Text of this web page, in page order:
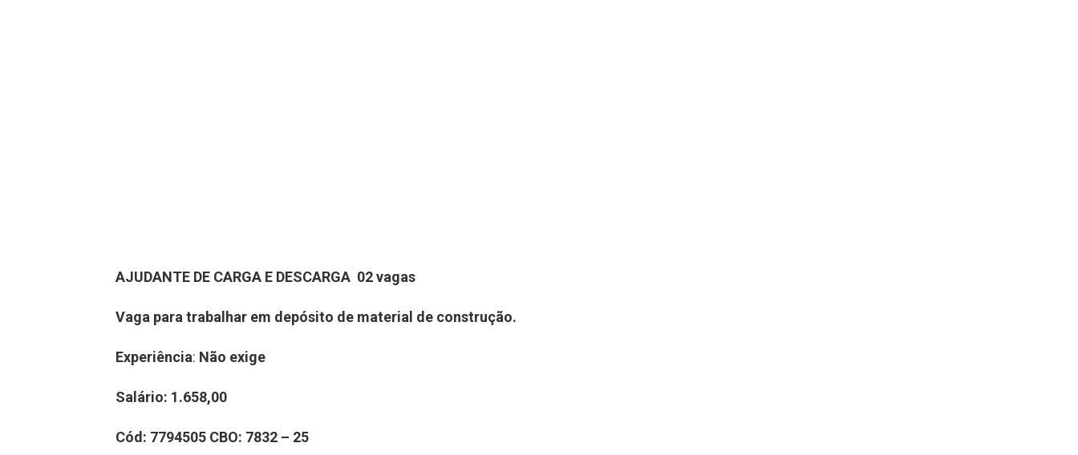
AJUDANTE DE CARGA E DESCARGA 02 vagas
Vaga para trabalhar em depósito de material de construção.
Experiência: Não exige
Salário: 1.658,00
Cód: 7794505 CBO: 7832 – 25